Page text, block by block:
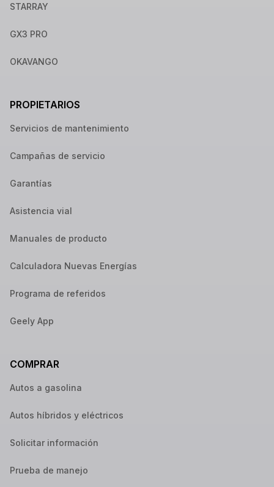
STARRAY
GX3 PRO
OKAVANGO
PROPIETARIOS
Servicios de mantenimiento
Campañas de servicio
Garantías
Asistencia vial
Manuales de producto
Calculadora Nuevas Energías
Programa de referidos
Geely App
COMPRAR
Autos a gasolina
Autos híbridos y eléctricos
Solicitar información
Prueba de manejo